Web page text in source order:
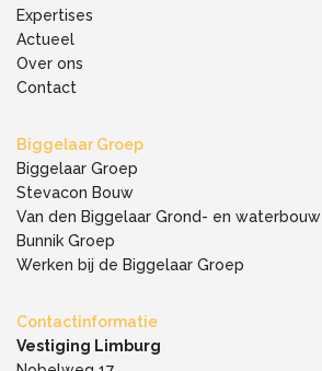
Expertises
Actueel
Over ons
Contact
Biggelaar Groep
Biggelaar Groep
Stevacon Bouw
Van den Biggelaar Grond- en waterbouw
Bunnik Groep
Werken bij de Biggelaar Groep
Contactinformatie
Vestiging Limburg